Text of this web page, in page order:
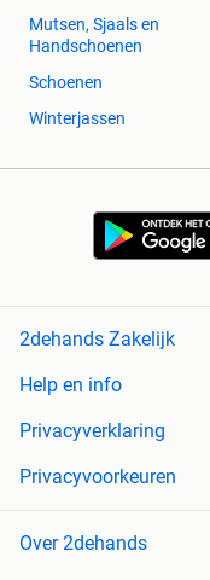
Mutsen, Sjaals en
Handschoenen
Schoenen
Winterjassen
2dehands Zakelijk
Help en info
Privacyverklaring
Privacyvoorkeuren
Over 2dehands